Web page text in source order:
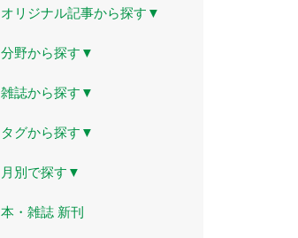
オリジナル記事から探す ▼
分野から探す ▼
雑誌から探す ▼
タグから探す ▼
月別で探す ▼
本・雑誌 新刊